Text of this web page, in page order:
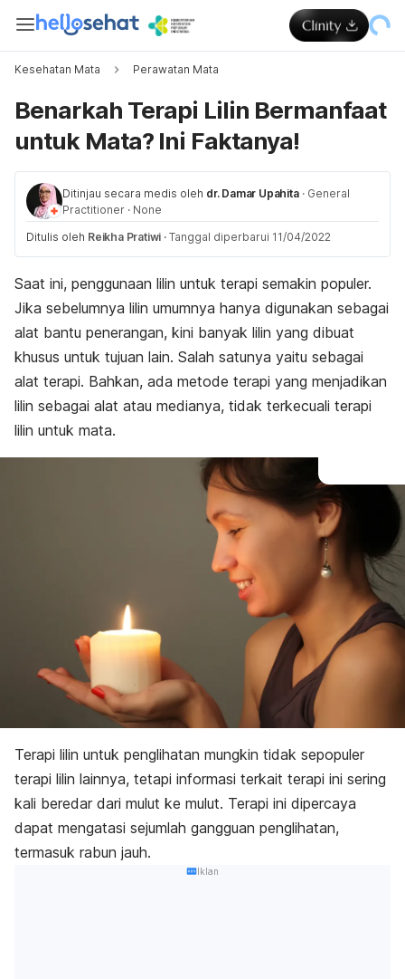
Kesehatan Mata Perawatan Mata
Benarkah Terapi Lilin Bermanfaat
untuk Mata? Ini Faktanya!
Ditinjau secara medis oleh dr. Damar Upahita · General
Practitioner · None
Ditulis oleh Reikha Pratiwi · Tanggal diperbarui 11/04/2022
Saat ini, penggunaan lilin untuk terapi semakin populer.
Jika sebelumnya lilin umumnya hanya digunakan sebagai
alat bantu penerangan, kini banyak lilin yang dibuat
khusus untuk tujuan lain. Salah satunya yaitu sebagai
alat terapi. Bahkan, ada metode terapi yang menjadikan
lilin sebagai alat atau medianya, tidak terkecuali terapi
lilin untuk mata.
Terapi lilin untuk penglihatan mungkin tidak sepopuler
terapi lilin lainnya, tetapi informasi terkait terapi ini sering
kali beredar dari mulut ke mulut. Terapi ini dipercaya
dapat mengatasi sejumlah gangguan penglihatan,
termasuk rabun jauh.
Iklan